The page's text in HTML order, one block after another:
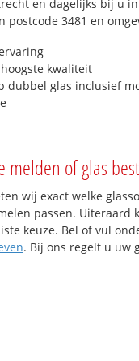
en dagelijks bij u
postcode 3481 en
kwaliteit
dubbel glas inclusief
melden of glas
wij exact welke
passen. Uiteraard
keuze. Bel of vul
. Bij ons regelt u uw